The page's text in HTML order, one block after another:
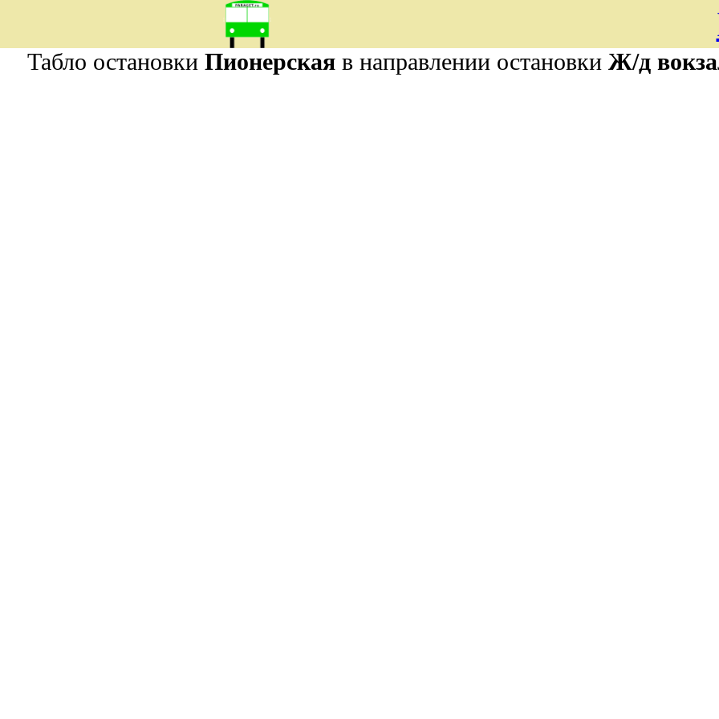
Табло остановки Пионерская в направлении остановки Ж/д